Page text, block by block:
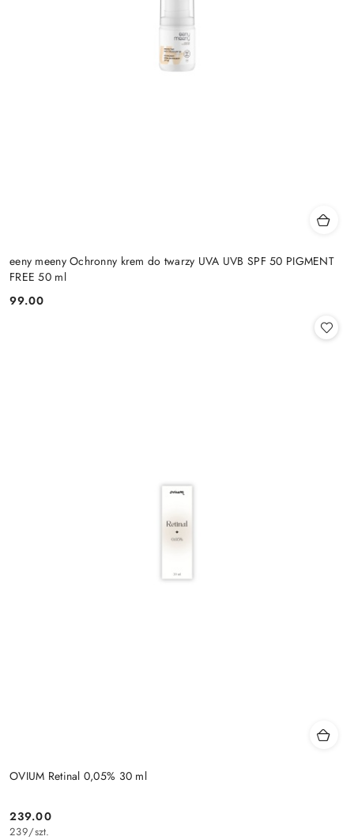
eeny meeny Ochronny krem do twarzy UVA UVB SPF 50 PIGMENT
FREE 50 ml
Cena:
99.00
OVIUM Retinal 0,05% 30 ml
Cena:
239.00
239/szt.